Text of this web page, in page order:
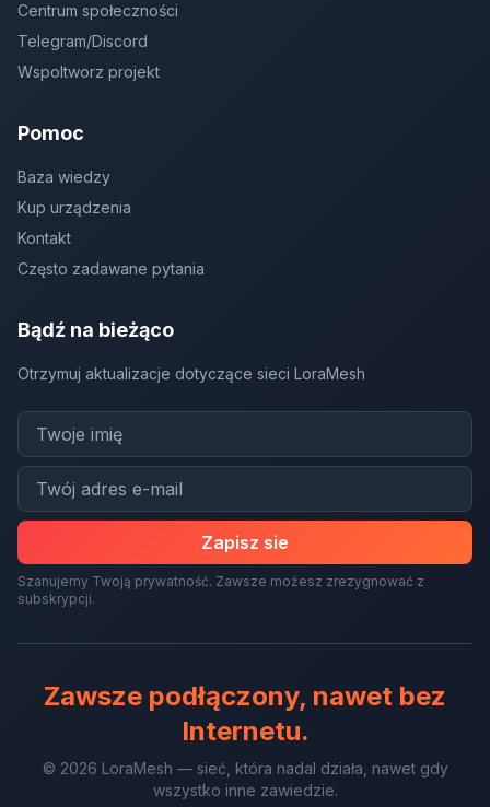
Centrum społeczności
Telegram/Discord
Wspoltworz projekt
Pomoc
Baza wiedzy
Kup urządzenia
Kontakt
Często zadawane pytania
Bądź na bieżąco
Otrzymuj aktualizacje dotyczące sieci LoraMesh
Zapisz sie
Szanujemy Twoją prywatność. Zawsze możesz zrezygnować z
subskrypcji.
Zawsze podłączony, nawet bez
Internetu.
© 2026 LoraMesh — sieć, która nadal działa, nawet gdy
wszystko inne zawiedzie.